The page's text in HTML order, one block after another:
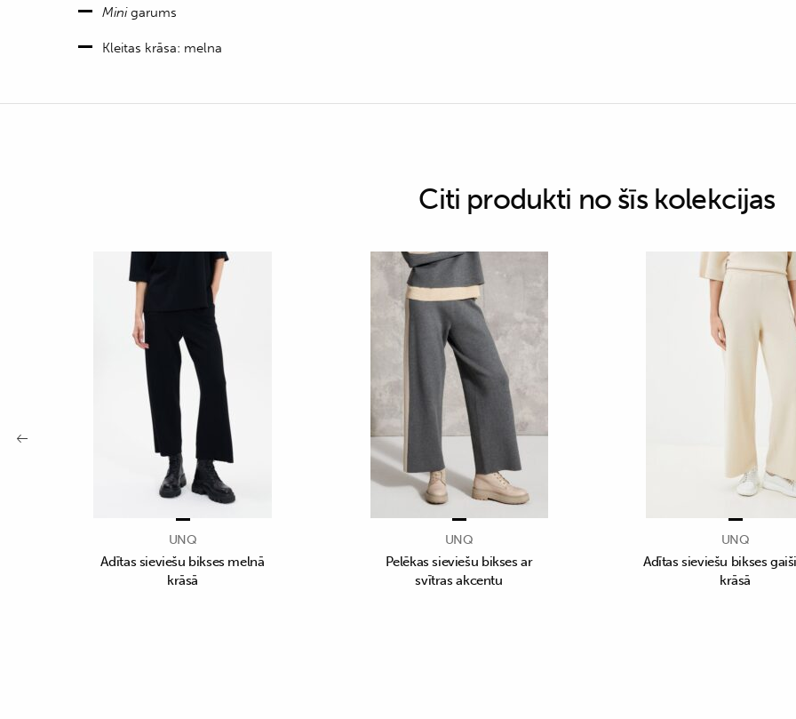
Minigarums
Kleitas krāsa: melna
Citi produkti no šīs kolekcijas
UNQ
Adītas sieviešu bikses melnā
krāsā
UNQ
Pelēkas sieviešu bikses ar
svītras akcentu
UNQ
Adītas sieviešu bikses
krāsā